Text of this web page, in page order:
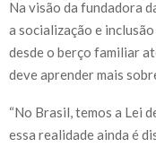
Na visão da fundadora
a socialização e
desde o berço familiar
deve aprender mais
“No Brasil, temos a Lei
essa realidade ainda é